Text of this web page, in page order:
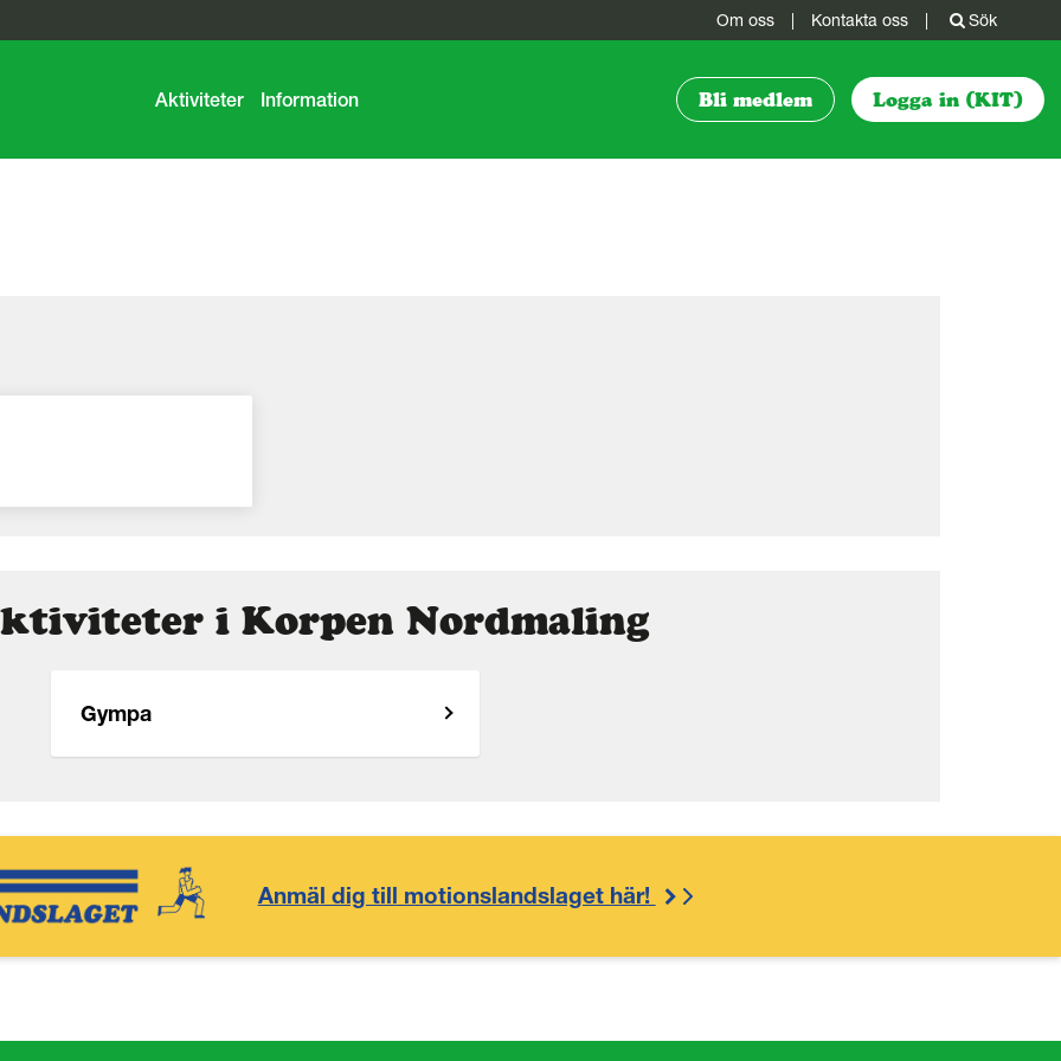
Om oss | Kontakta oss | Sök
Aktiviteter Information Bli medlem Logga in (KIT)
i Korpen Nordmaling
Gympa
Anmäl dig till motionslandslaget här!